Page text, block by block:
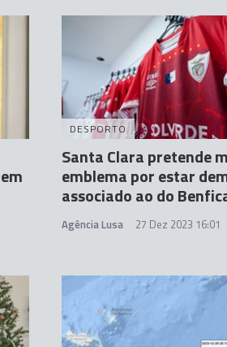
DESPORTO
Santa Clara pretende
emblema por estar
associado ao do
Agência Lusa 27 Dez 2023 16:01